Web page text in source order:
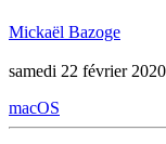
Mickaël Bazoge
samedi 22 février
macOS